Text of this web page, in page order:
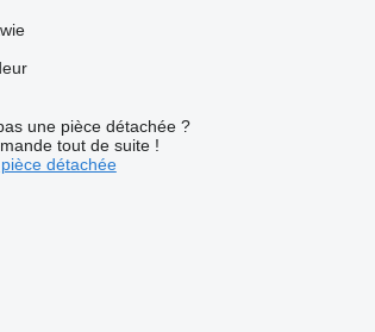
une pièce détachée ?
tout de suite !
détachée